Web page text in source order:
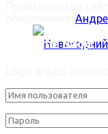
Новогодний
Welcome Back!